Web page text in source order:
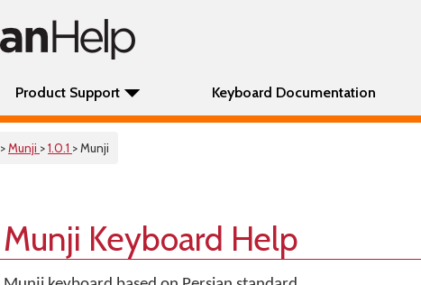
Product Support Keyboard Documentation
>Munji >1.0.1 > Munji
Munji Keyboard Help